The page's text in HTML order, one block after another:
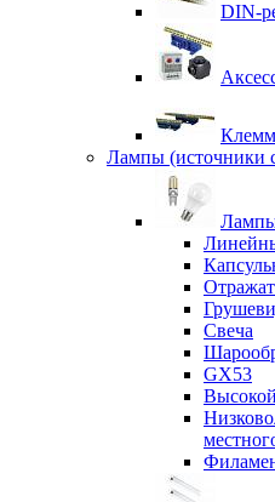
DIN-
Лампы (источники
Свеча
GX53